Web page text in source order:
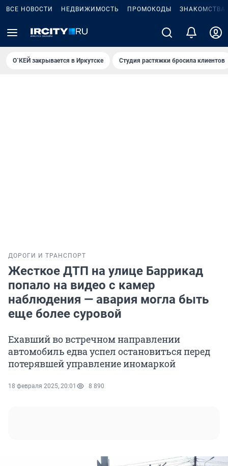
ВСЕ НОВОСТИ НЕДВИЖИМОСТЬ ПРОМОКОДЫ ЗНАКОМСТВА
О`КЕЙ закрывается в Иркутске Студия растяжки бросила клиентов
ДОРОГИ И ТРАНСПОРТ
Жесткое ДТП на улице Баррикад
попало на видео с камер
наблюдения — авария могла быть
еще более суровой
Ехавший во встречном направлении
автомобиль едва успел остановиться перед
потерявшей управление иномаркой
18 февраля 2025, 20:01 8 890